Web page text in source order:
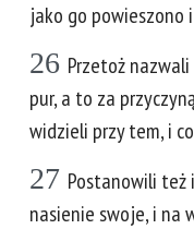
jako go powieszono
26 Przetoż
pur, a to za
widzieli przy tem, i
27 Postanowili też
nasienie swoje, i na